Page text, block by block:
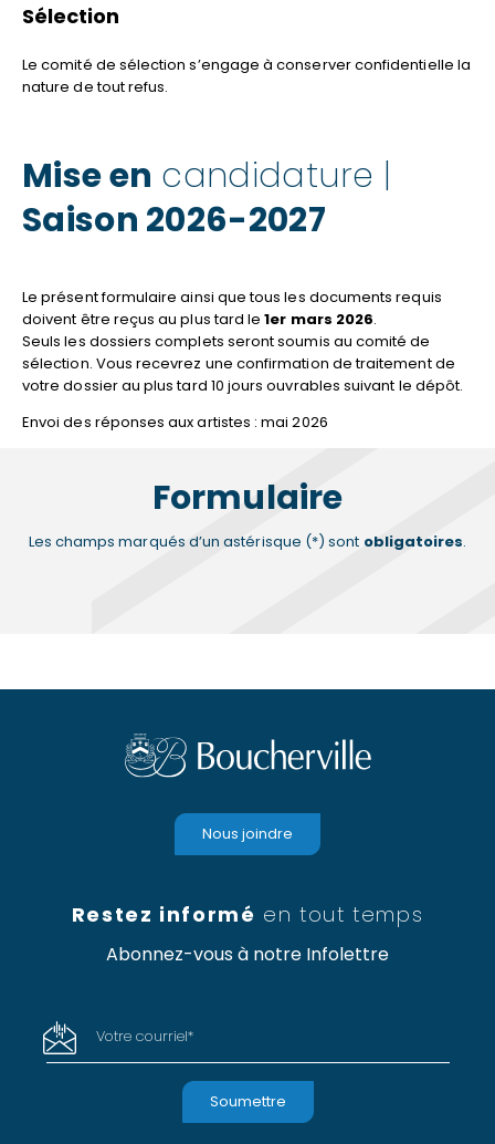
Sélection
Le comité de sélection s’engage à conserver confidentielle la
nature de tout refus.
Mise en candidature |
Saison 2026-2027
Le présent formulaire ainsi que tous les documents requis
doivent être reçus au plus tard le1er mars 2026.
Seuls les dossiers complets seront soumis au comité de
sélection. Vous recevrez une confirmation de traitement de
votre dossier au plus tard 10 jours ouvrables suivant le dépôt.
Envoi des réponses aux artistes : mai 2026
Formulaire
Les champs marqués d’un astérisque (*) sont obligatoires.
Restez informé en tout temps
Abonnez-vous à notre Infolettre
Votre courriel*
Nous joindre